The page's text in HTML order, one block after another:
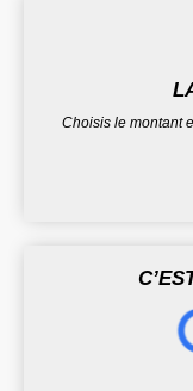
Choisis le montant